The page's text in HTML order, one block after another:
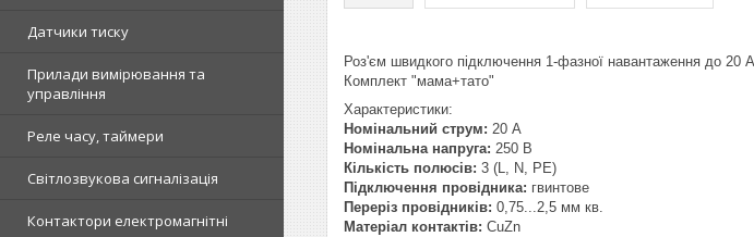
Датчики тиску
Прилади вимірювання та
управління
Реле часу, таймери
Світлозвукова сигналізація
Контактори електромагнітні
Роз'єм швидкого підключення 1-фазної навантаження до 20
Комплект "мама+тато"
Характеристики:
Номінальний струм: 20 А
Номінальна напруга: 250 В
Кількість полюсів: 3 (L, N, PE)
Підключення провідника: гвинтове
Переріз провідників: 0,75...2,5 мм кв.
Матеріал контактів: CuZn